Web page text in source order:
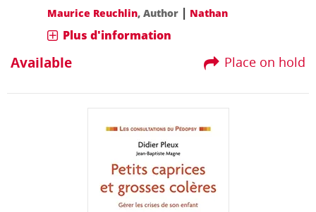
Maurice Reuchlin, Author | Nathan
Plus d'information
Place on hold
Available